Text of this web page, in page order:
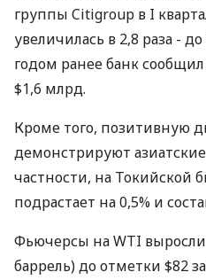
группы Citigroup в I
увеличилась в 2,8 раза -
годом ранее банк
$1,6 млрд.
Кроме того, позитивную
демонстрируют
частности, на Токийской
подрастает на 0,5% и
Фьючерсы на WTI выросли
баррель) до отметки $82